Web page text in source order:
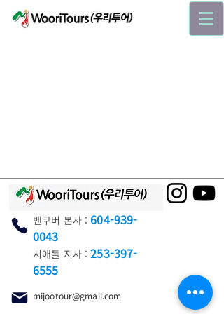
밴쿠버 본사 : 604-939-
0043
시애틀 지사 : 253-397-
6555
mijootour@gmail.com